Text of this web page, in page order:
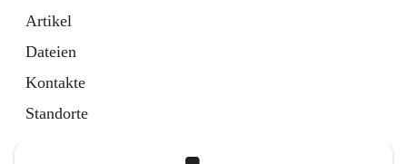
Artikel
Dateien
Kontakte
Standorte